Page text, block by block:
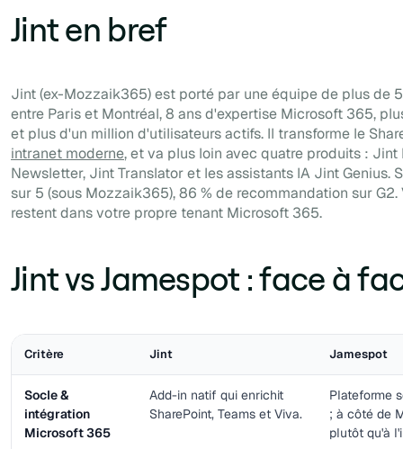
Jint en bref
Jint (ex-Mozzaik365) est porté par une équipe de plus de
entre Paris et Montréal, 8 ans d'expertise Microsoft 365,
et plus d'un million d'utilisateurs actifs. Il transforme le
intranet moderne, et va plus loin avec quatre produits :
Newsletter, Jint Translator et les assistants IA Jint Genius.
sur 5 (sous Mozzaik365), 86 % de recommandation sur G2.
restent dans votre propre tenant Microsoft 365.
Jint vs Jamespot : face à
Critère Jint Jamespot
Socle &
intégration
Microsoft 365
Add-in natif qui enrichit
SharePoint, Teams et Viva.
Plateforme
; à côté de
plutôt qu'à